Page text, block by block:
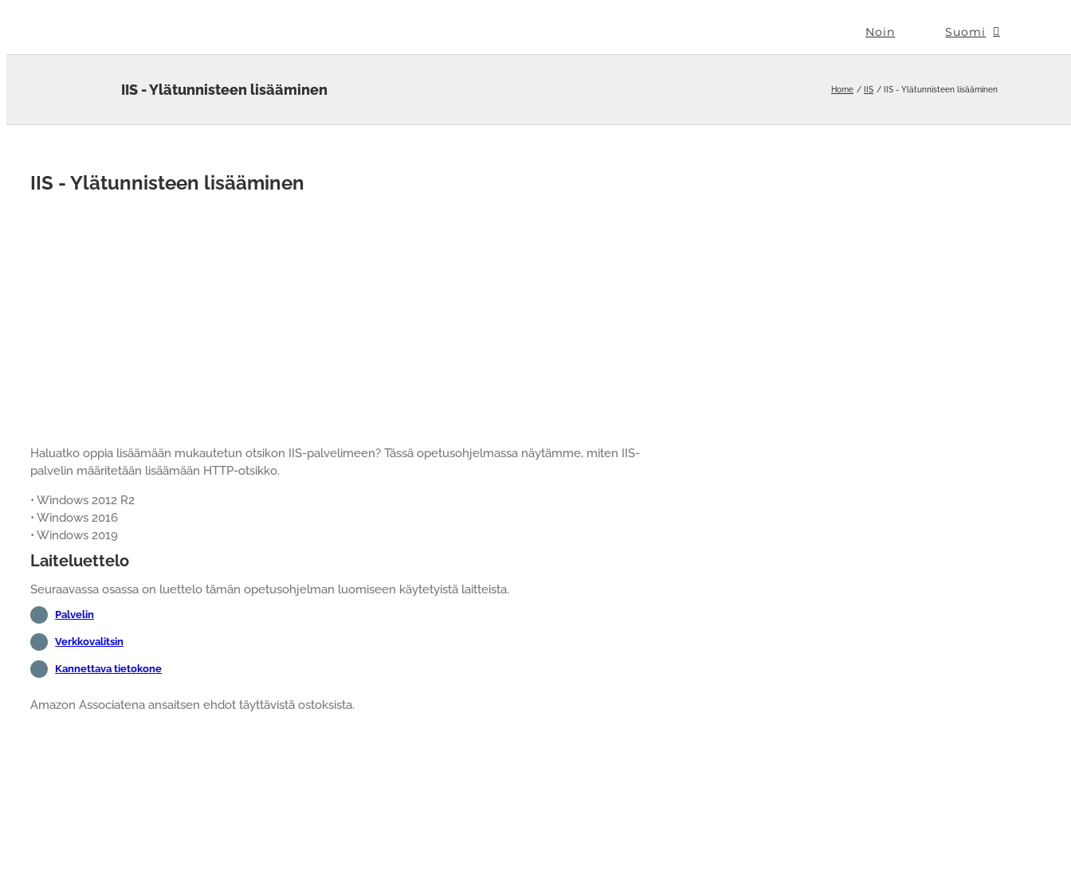
Noin Suomi
IIS - Ylätunnisteen lisääminen Home IIS IIS - Ylätunnisteen lisääminen
IIS - Ylätunnisteen lisääminen
Haluatko oppia lisäämään mukautetun otsikon IIS-palvelimeen? Tässä opetusohjelmassa näytämme, miten IIS-
palvelin määritetään lisäämään HTTP-otsikko.
• Windows 2012 R2
• Windows 2016
• Windows 2019
Laiteluettelo
Seuraavassa osassa on luettelo tämän opetusohjelman luomiseen käytetyistä laitteista.
Palvelin
Verkkovalitsin
Kannettava tietokone
Amazon Associatena ansaitsen ehdot täyttävistä ostoksista.